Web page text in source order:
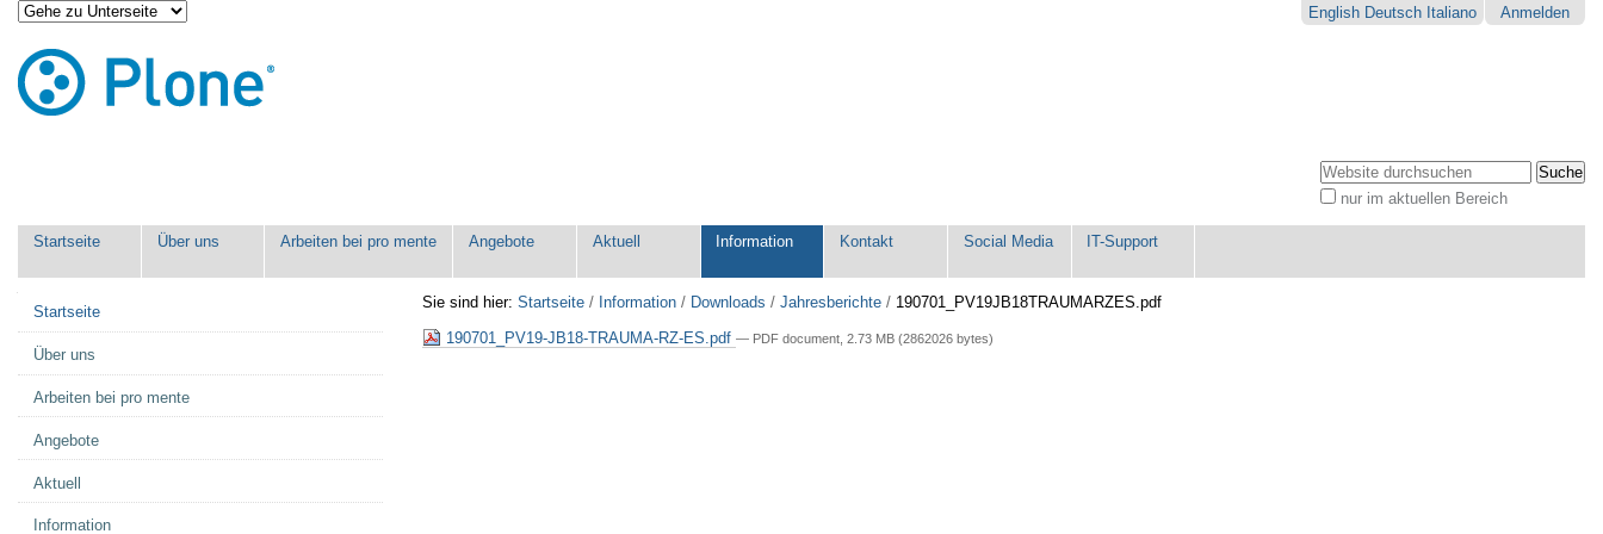
Direkt
zum
Inhalt
|
Direkt
zur
Benutzerspezifische
Werkzeuge
Anmelden
English Deutsch Italiano
Website durchsuchen
nur im aktuellen Bereich
Startseite Über uns Arbeiten bei pro mente Angebote Aktuell Information Kontakt Social Media IT-Support
Sie sind hier: Startseite / Information / Downloads /Jahresberichte / 190701_PV19JB18TRAUMARZES.pdf
190701_PV19-JB18-TRAUMA-RZ-ES.pdf— PDF document, 2.73 MB (2862026 bytes)
Startseite
Über uns
Arbeiten bei pro mente
Angebote
Aktuell
Information